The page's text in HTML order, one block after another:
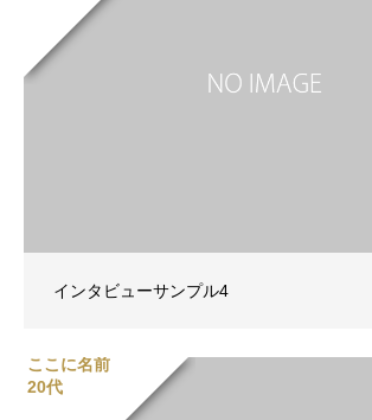
インタビューサンプル4
ここに名前
20代